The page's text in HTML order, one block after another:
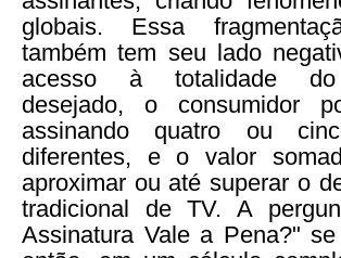
globais. Essa
também tem seu lado
acesso à totalidade do
desejado, o consumidor
assinando quatro ou
diferentes, e o valor
aproximar ou até superar o
tradicional de TV. A
Assinatura Vale a Pena?" se